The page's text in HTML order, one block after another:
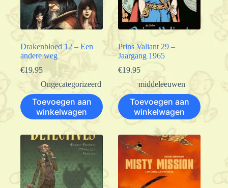
Drakenbloed 12 – Een
andere weg
€19.95
Ongecategorizeerd
Toevoegen aan
winkelwagen
Prins Valiant 29 –
Jaargang 1965
€19.95
middeleeuwen
Toevoegen aan
winkelwagen